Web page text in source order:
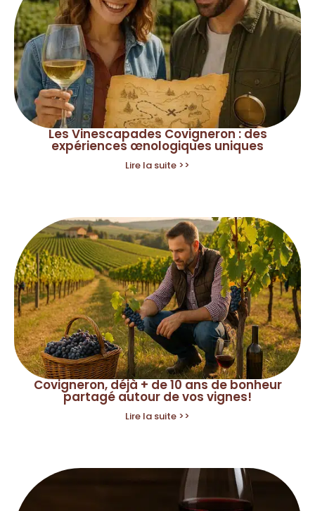
Les Vinescapades Covigneron : des
expériences œnologiques uniques
Lire la suite >>
Covigneron, déjà + de 10 ans de bonheur
partagé autour de vos vignes!
Lire la suite >>